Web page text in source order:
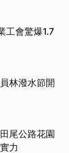
工會驚爆1.7
林潑水節開
尾公路花園
力